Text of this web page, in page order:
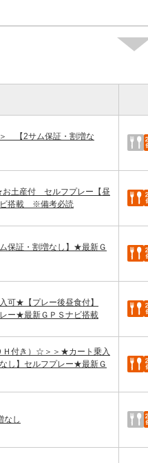
【2サム保証・割増な
土産付 セルフプレー【昼
ビ搭載 ※備考必読
保証・割増なし】★最新Ｇ
可★【プレー後昼食付】
ー★最新ＧＰＳナビ搭載
Ｈ付き）☆＞＞★カート乗入
し】セルフプレー★最新Ｇ
なし